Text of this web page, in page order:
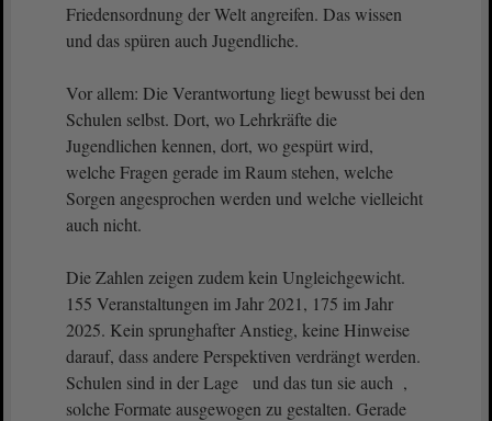
Friedensordnung der Welt angreifen. Das wissen
und das spüren auch Jugendliche.
Vor allem: Die Verantwortung liegt bewusst bei den
Schulen selbst. Dort, wo Lehrkräfte die
Jugendlichen kennen, dort, wo gespürt wird,
welche Fragen gerade im Raum stehen, welche
Sorgen angesprochen werden und welche vielleicht
auch nicht.
Die Zahlen zeigen zudem kein Ungleichgewicht.
155 Veranstaltungen im Jahr 2021, 175 im Jahr
2025. Kein sprunghafter Anstieg, keine Hinweise
darauf, dass andere Perspektiven verdrängt werden.
Schulen sind in der Lage und das tun sie auch ,
solche Formate ausgewogen zu gestalten. Gerade